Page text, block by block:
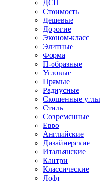
ДСП
Стоимость
Дешевые
Дорогие
Эконом-класс
Элитные
Форма
П-образные
Угловые
Прямые
Радиусные
Скошенные углы
Стиль
Современные
Евро
Английские
Дизайнерские
Итальянские
Кантри
Классические
Лофт